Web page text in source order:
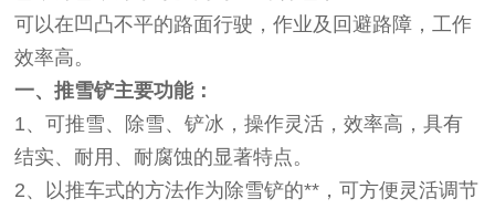
可以在凹凸不平的路面行驶，作业及回避路障，工作
效率高。
一、推雪铲主要功能：
1、可推雪、除雪、铲冰，操作灵活，效率高，具有
结实、耐用、耐腐蚀的显著特点。
2、以推车式的方法作为除雪铲的**，可方便灵活调节